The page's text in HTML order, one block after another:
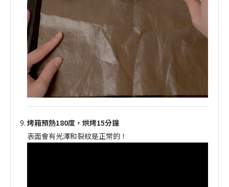
烤箱預熱180度，烘烤15分鐘
表面會有光澤和裂紋是正常的！